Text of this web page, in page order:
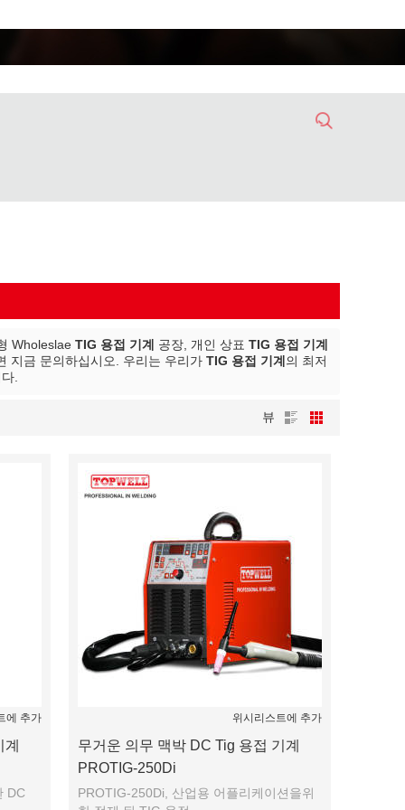
Wholeslae TIG 용접 기계 공장, 개인 상표 TIG 용접 기계
지금 문의하십시오. 우리는 우리가 TIG 용접 기계 의 최저
.
뷰
에 추가
DC
위시리스트에 추가
무거운 의무 맥박 DC Tig 용접 기계
PROTIG-250Di
PROTIG-250Di, 산업용 어플리케이션을위